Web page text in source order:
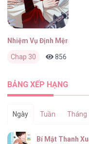
Nhiệm Vụ Định Mệnh
Chap 30 856
BẢNG XẾP HẠNG
Ngày Tuần Tháng
Bí Mật Thanh